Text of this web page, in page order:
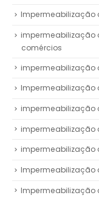
Impermeabilização
impermeabilização
comércios
impermeabilização
Impermeabilização
impermeabilização
impermeabilização
impermeabilização
Impermeabilização
Impermeabilização